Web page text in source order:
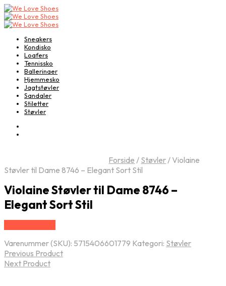
Sneakers
Kondisko
Loafers
Tennissko
Ballerinaer
Hjemmesko
Jagtstøvler
Sandaler
Stiletter
Støvler
Forside / Støvler/Violaine
Støvler til Dame 8746 – Elegant Sort Stil
Violaine Støvler til Dame 8746 –
Elegant Sort Stil
Varenummer (SKU): 5715406601779 Kategori: Støvler
Previous Product
Next Product